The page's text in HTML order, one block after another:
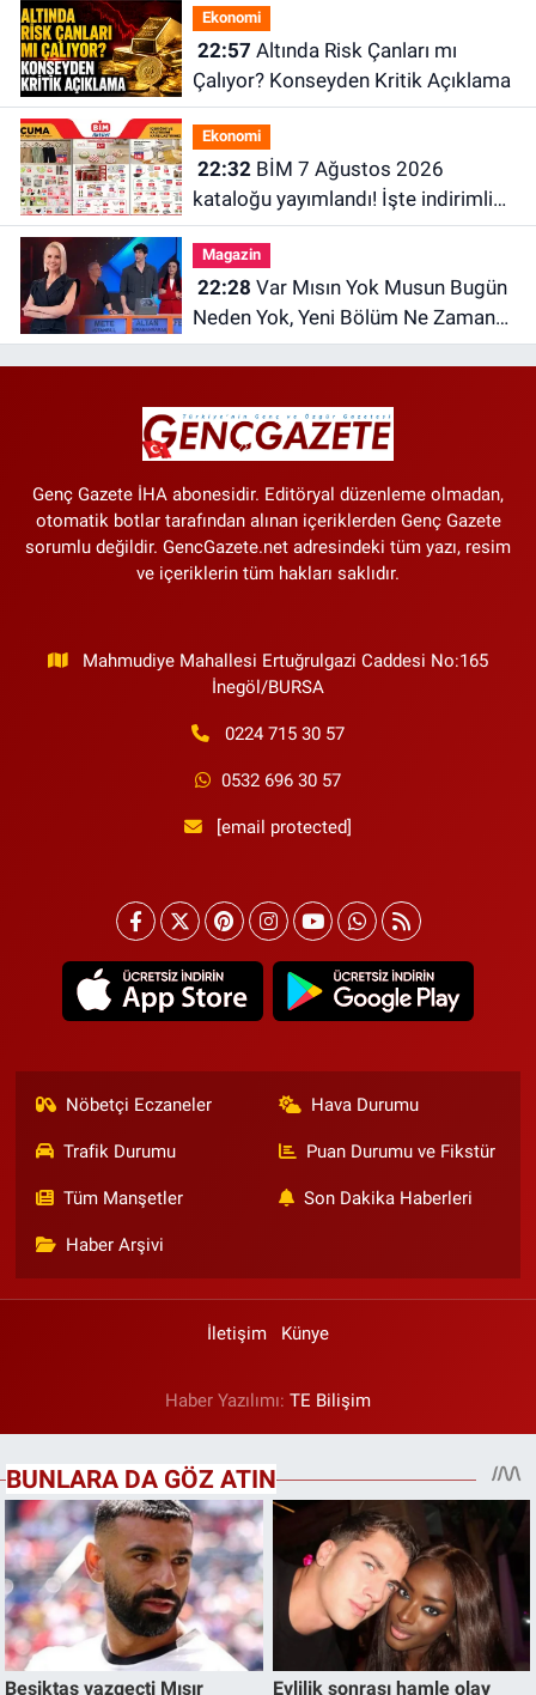
Ekonomi
22:57
Çalıyor? Konseyden Kritik Açıklama
Ekonomi
22:32BİM 7 Ağustos 2026
kataloğu yayımlandı! İşte indirimli
ürünler ve fiyatları
Magazin
22:28
Neden Yok, Yeni Bölüm Ne Zaman?
6 Ağustos ATV Yayın Akışı
Genç Gazete İHA abonesidir. Editöryal düzenleme olmadan,
otomatik botlar tarafından alınan içeriklerden Genç Gazete
sorumlu değildir. GencGazete.net adresindeki tüm yazı, resim
ve içeriklerin tüm hakları saklıdır.
Mahmudiye Mahallesi Ertuğrulgazi Caddesi No:165
İnegöl/BURSA
0224 715 30 57
0532 696 30 57
[email protected]
Nöbetçi Eczaneler Hava Durumu
Trafik Durumu Puan Durumu ve Fikstür
Tüm Manşetler Son Dakika Haberleri
Haber Arşivi
İletişim Künye
Haber Yazılımı: TE Bilişim